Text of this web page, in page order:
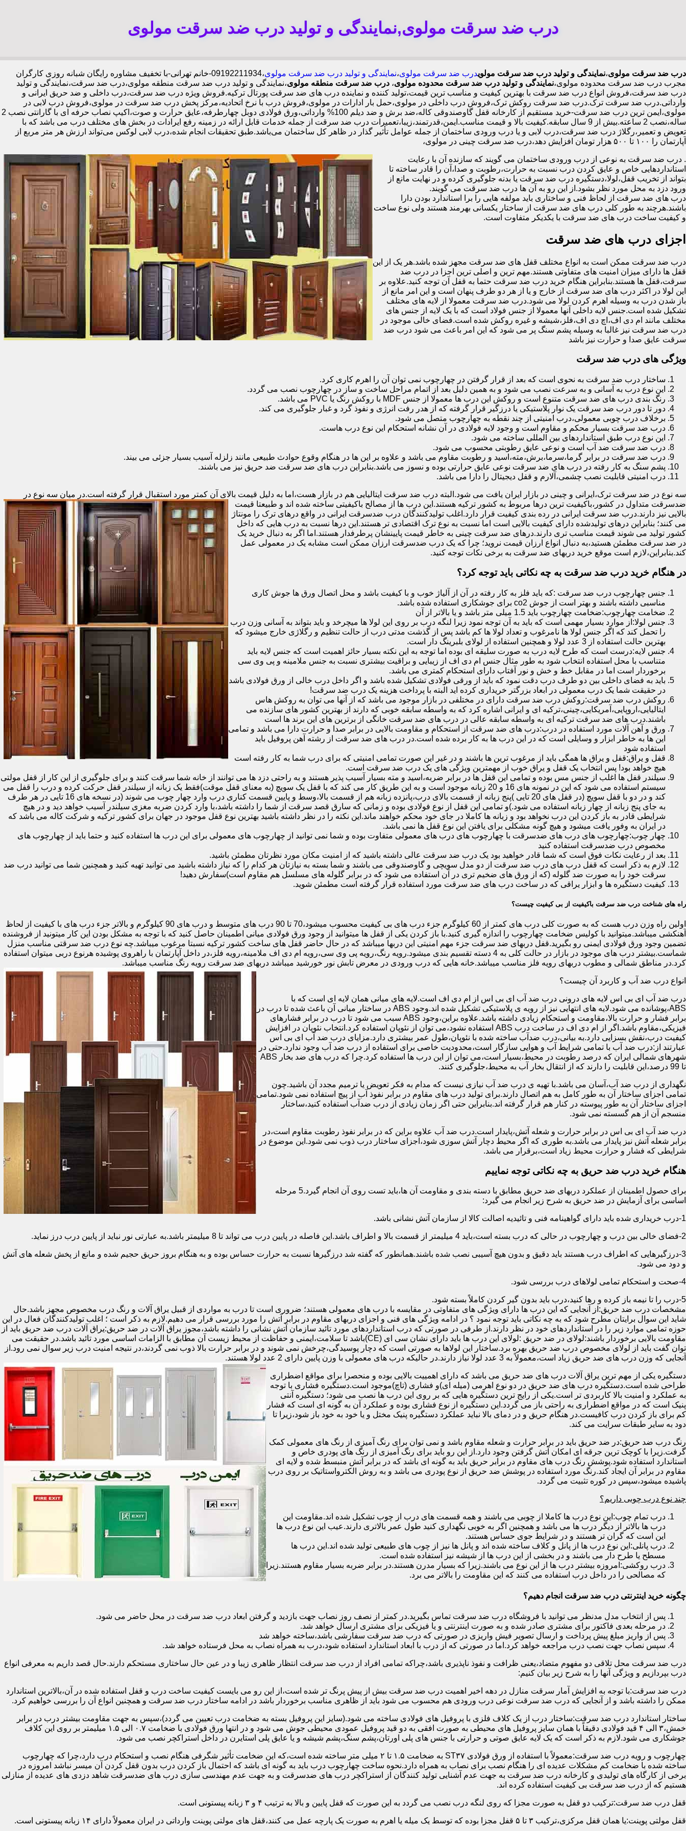
درب ضد سرقت مولوی,نمایندگی و تولید درب ضد سرقت مولوی
درب ضد سرقت مولوی،نمایندگی و تولید درب ضد سرقت مولویدرب ضد سرقت مولوی،نمایندگی و تولید درب ضد سرقت مولوی
،09192211934-خانم تهرانی-با تخفیف مشاوره رایگان شبانه روزی کارگران
مجرب درب ضد سرقت محدوده مولوی،نمایندگی و تولید درب ضد سرقت محدوده مولوی، درب ضد سرقت منطقه مولوی،نمایندگی و تولید درب ضد سرقت منطقه مولوی،درب ضد سرقت،نمایندگی و تولید
درب ضد سرقت،فروش انواع درب ضد سرقت با بهترین کیفیت و مناسب ترین قیمت،تولید کننده و نماینده درب های ضد سرقت پورتال ترکیه.فروش ویژه درب ضد سرقت،درب داخلی و ضد حریق ایرانی و
وارداتی.درب ضد سرقت ترک.درب ضد سرقت روکش ترک،فروش درب داخلی در مولوی،حمل بار ادارات در مولوی،فروش درب با نرخ اتحادیه،مرکز پخش درب ضد سرقت در مولوی،فروش درب لابی در
مولوی،ایمن ترین درب ضد سرقت-خرید مستقیم از کارخانه قفل گاوصندوقی کاله،ضد برش و ضد دیلم 100% وارداتی،ورق فولادی دوبل چهارطرفه،عایق حرارت و صوت،اکیپ نصاب حرفه ای با گارانتی نصب 2
ساله،نصب 2 ساعته.بیش از 9 سال سابقه.کیفیت بالا و قیمت مناسب.ایمن،قدرتمند،زیبا،تعمیرات درب ضد سرقت از جمله خدمات قابل ارائه در زمینه رفع ایرادات در بخش های مختلف درب می باشد که با
تعویض و تعمیر،رگلاژ درب ضد سرقت،درب لابی و یا درب ورودی ساختمان از جمله عوامل تأثیر گذار در ظاهر کل ساختمان می‌باشد.طبق تحقیقات انجام شده،درب لابی لوکس می‌تواند ارزش هر متر مربع از
آپارتمان را ۱۰۰ تا ۵۰۰ هزار تومان افزایش دهد،درب ضد سرقت چینی در مولوی،
. درب ضد سرقت به نوعی از درب ورودی ساختمان می گویند که سازنده آن با رعایت
استانداردهایی خاص و عایق کردن درب نسبت به حرارت،رطوبت و صدا،آن را قادر ساخته تا
بتواند از تخریب قفل،لولا،دستگیره درب ضد سرقت یا بدنه جلوگیری کرده و در نهایت مانع از
ورود دزد به محل مورد نظر بشود.از این رو به آن ها درب ضد سرقت می گویند.
درب های ضد سرقت از لحاظ فنی و ساختاری باید مولفه هایی را برا استاندارد بودن دارا
باشند.هرچند به طور کلی درب های ضد سرقت از ساختار یکسانی بهرمند هستند ولی نوع ساخت
و کیفیت ساخت درب های ضد سرقت با یکدیکر متفاوت است.
اجزای درب های ضد سرقت
درب ضد سرقت ممکن است به انواع مختلف قفل های ضد سرقت مجهز شده باشد.هر یک از این
قفل ها دارای میزان امنیت های متفاوتی هستند.مهم ترین و اصلی ترین اجزا در درب ضد
سرقت،قفل ها هستند.بنابراین هنگام خرید درب ضد سرقت حتما به قفل آن توجه کنید.علاوه بر
این لولا در اکثر درب های ضد سرقت از خارج و یا از هر دو طرف پنهان است و این امر مانع از
باز شدن درب به وسیله اهرم کردن لولا می شود.درب ضد سرقت معمولا از لایه های مختلف
تشکیل شده است.جنس لایه داخلی آنها معمولا از جنس فولاد است که با یک لایه از جنس های
مختلف مانند ام دی اف،اچ دی اف،فلز،شیشه و غیره روکش شده است.فضای خالی موجود در
درب ضد سرقت نیز غالبا به وسیله پشم سنگ پر می شود که این امر باعث می شود درب ضد
سرقت عایق صدا و حرارت نیز باشد
ویژگی های درب ضد سرقت
ساختار درب ضد سرقت به نحوی است که بعد از قرار گرفتن در چهارچوب نمی توان آن را اهرم کاری کرد.
این نوع درب به آسانی و به سرعت نصب می شود و به همین دلیل بعد از اتمام مراحل ساخت و ساز در چهارچوب نصب می گردد.
رنگ بندی درب های ضد سرقت متنوع است و روکش این درب ها معمولا از جنس MDF با روکش رنگ یا PVC می باشد.
دور تا دور درب ضد سرقت یک نوار پلاستیکی یا درزگیر قرار گرفته که از هدر رفت انرژی و نفوذ گرد و غبار جلوگیری می کند.
برخلاف درب چوبی معمولی،درب امنیتی از چند نقطه به چهارچوب متصل می شود.
درب ضد سرقت بسیار محکم و مقاوم است و وجود لایه فولادی در آن نشانه استحکام این نوع درب هاست.
این نوع درب طبق استانداردهای بین المللی ساخته می شود.
درب ضد سرقت ضد آب است و نوعی عایق رطوبتی محسوب می شود.
درب ضد سرقت در برابر گرما،سرما،برش،مته،اسید و رطوبت مقاوم می باشد و علاوه بر این ها در هنگام وقوع حوادث طبیعی مانند زلزله آسیب بسیار جزئی می بیند.
پشم سنگ به کار رفته در درب های ضد سرقت نوعی عایق حرارتی بوده و نسوز می باشد.بنابراین درب های ضد سرقت ضد حریق نیز می باشند.
درب امنیتی قابلیت نصب چشمی،آلارم و قفل دیجیتال را دارا می باشد.
سه نوع در ضد سرقت ترک،ایرانی و چینی در بازار ایران یافت می شود.البته درب ضد سرقت ایتالیایی هم در بازار هست،اما به دلیل قیمت بالای آن کمتر مورد استقبال قرار گرفته است.در میان سه نوع در
ضدسرقت متداول در کشور،باکیفیت ترین درها مربوط به کشور ترکیه هستند.این درب ها از مصالح باکیفیتی ساخته شده اند و طبیعتا قیمت
بالایی نیز دارند.درب ضد سرقت ایرانی در رده بندی کیفیت قرار دارد.اغلب تولیدکنندگان درب ضدسرقت ایرانی در واقع درهای ترک را مونتاژ
می کنند؛ بنابراین درهای تولیدشده دارای کیفیت بالایی است اما نسبت به نوع ترک اقتصادی تر هستند.این درها نسبت به درب هایی که داخل
کشور تولید می شوند قیمت مناسب تری دارند.درهای ضد سرقت چینی به خاطر قیمت پایینشان پرطرفدار هستند.اما اگر به دنبال خرید یک
در ضد سرقت مطمئن هستید،به دنبال انواع ارزان قیمت نروید؛ چرا که یک درب ضدسرقت ارزان ممکن است مشابه یک در معمولی عمل
کند.بنابراین،لازم است موقع خرید دربهای ضد سرقت به برخی نکات توجه کنید.
در هنگام خرید درب ضد سرقت به چه نکاتی باید توجه کرد؟
جنس چهارچوب درب ضد سرقت :که باید فلز به کار رفته در آن از آلیاژ خوب و با کیفیت باشد و محل اتصال ورق ها جوش کاری
مناسبی داشته باشند و بهتر است از جوش co2 برای جوشکاری استفاده شده باشد.
ضخامت چهارچوب:ضخامت چهارچوب باید 1.5 میلی متر باشد و یا بالاتر از آن
جنس لولا:از موارد بسیار مهمی است که باید به آن توجه نمود زیرا لنگه درب بر روی این لولا ها میچرخد و باید بتواند به آسانی وزن درب
را تحمل کند که اگر جنس لولا ها نامرغوب و تعداد لولا ها کم باشد پس از گذشت مدتی درب از حالت تنظیم و رگلاژی خارج میشود که
بهترین حالت استفاده از 3 عدد لولا و همچنین استفاده از لولای بلبرینگ دار است.
جنس لایه:درست است که طرح لایه درب به صورت سلیقه ای بوده اما توجه به این نکته بسیار حائز اهمیت است که جنس لایه باید
متناسب با محل استفاده انتخاب شود به طور مثال جنس ام دی اف از زیبایی و براقیت بیشتری نسبت به جنس ملامینه و پی وی سی
برخوردار است اما در مقابل خط و خش و نور آفتاب دارای استحکام کمتری می باشد.
باید به فضای داخلی بین دو طرف درب دقت نمود که باید از ورقی فولادی تشکیل شده باشد و اگر داخل درب خالی از ورق فولادی باشد
در حقیقت شما یک درب معمولی در ابعاد بزرگتر خریداری کرده اید البته با پرداخت هزینه یک درب ضد سرقت!
روکش درب ضد سرقت:روکش درب ضد سرقت دارای در مختلفی در بازار موجود می باشد که از آنها می توان به روکش هاس
ایتالیایی،اروپایی،آمریکایی،چینی،ترکیه ای و ایرانی اشاره کرد که به واسطه سابقه خوبی که دارند از بهترین کشور های سازنده می
باشند.درب های ضد سرقت ترکیه ای به واسطه سابقه عالی در درب های ضد سرقت خانگی از برترین های این برند ها است
ورق و آهن آلات مورد استفاده در درب:درب های ضد سرقت از استحکام و مقاومت بالایی در برابر صدا و حرارت دارا می باشد و تمامی
این ها به خاطر ابزار و وسایلی است که در این درب ها به کار برده شده است.در درب های ضد سرقت از رشته آهن پروفیل باید
استفاده شود
قفل و یراق:قفل و یراق ها همگی باید از مرغوب ترین ها باشند و در غیر این صورت تمامی امنیتی که برای درب شما به کار رفته است
هیچ خواهد بود! پس انتخاب یک قفل و یراق خوب از مهمترین ویژگی های یک درب ضد سرقت است.
سیلندر قفل ها اغلب از جنس مس بوده و تمامی این قفل ها در برابر ضربه،اسید و مته بسیار آسیب پذیر هستند و به راحتی دزد ها می توانند از خانه شما سرقت کنند و برای جلوگیری از این کار از قفل مولتی
سیستم استفاده می شود که این در نمونه های 16 و 20 زبانه موجود است و به این طریق کار می کند که با قفل یک سویچ (به معنای قفل موقت)فقط یک زبانه از سیلندر قفل حرکت کرده و درب را قفل می
کند و در دو با قفل سویچ (در قفل های 20 تایی )پنج زبانه از قسمت بالای درب،پانزده زبانه هم از قسمت بالا،وسط و پایین قسمت کناری درب وارد چهار چوب می شوند (در نسخه های 16 تایی در هر طرف
به جای پنج زبانه از چهار زبانه استفاده می شود.)و تمامی این قفل از نوع فولادی بوده و زمانی که سارق قصد سرقت از شما را داشته باشد،با وارد کردن ضربه مغزی سیلندر آسیب خواهد دید و در هیچ
شرایطی قادر به باز کردن این درب نخواهد بود و زبانه ها کاملا در جای خود محکم خواهند ماند.این نکته را در نظر داشته باشید بهترین نوع قفل موجود در جهان برای کشور ترکیه و شرکت کاله می باشد که
در ایران به وفور یافت میشود و هیچ گونه مشکلی برای یافتن این نوع قفل ها نمی باشد.
چهار چوب:چهارچوب های درب های ضدسرقت با چهارچوب های درب های معمولی متفاوت بوده و شما نمی توانید از چهارچوب های معمولی برای این درب ها استفاده کنید و حتما باید از چهارچوب های
مخصوص درب ضدسرقت استفاده کنید
بعد از رعایت نکات فوق است که شما قادر خواهید بود یک درب ضد سرقت عالی داشته باشید که از امنیت مکان مورد نظرتان مطمئن باشید.
لازم به ذکر است که قفل درب های درب ضد سرقت از دو مدل سویچی و گاوصندوقی می باشند و شما بسته به نیازتان هر کدام را که نیاز داشته باشید می توانید تهیه کنید و همچنین شما می توانید درب ضد
سرقت خود را به صورت ضد گلوله (که از ورق های ضخیم تری در آن استفاده می شود که در برابر گلوله های مسلسل هم مقاوم است)سفارش دهید!
کیفیت دستگیره ها و ابزار یراقی که در ساخت درب های ضد سرقت مورد استفاده قرار گرفته است مطمئن شوید.
راه های شناخت درب ضد سرقت باکیفیت از بی کیفیت چیست؟
اولین راه وزن درب هست که به صورت کلی درب های کمتر از 60 کیلوگرم جزء درب های بی کیفیت محسوب میشود،70 تا 90 درب های متوسط و درب های 90 کیلوگرم و بالاتر جزء درب های با کیفیت از لحاظ
آهنکشی میباشد.میتوانید با کولیس ضخامت چهارچوب را اندازه گیری کنید.با باز کردن یکی از قفل ها میتوانید از وجود ورق فولادی میانی اطمینان حاصل کنید که با توجه به مشکل بودن این کار میتونید از فروشنده
تضمین وجود ورق فولادی ایمنی رو بگیرید.قفل دربهای ضد سرقت جزء مهم امنیتی این دربها میباشد که در حال حاضر قفل های ساخت کشور ترکیه نسبتا مرغوب میباشد.چه نوع درب ضد سرقتی مناسب منزل
شماست.بیشتر درب های موجود در بازار در حالت کلی به 4 دسته تقسیم بندی میشود.رویه رنگ،رویه پی وی سی،رویه ام دی اف ملامینه،رویه فلز،در داخل آپارتمان با راهروی پوشیده هرنوع دربی میتوان استفاده
کرد.در مناطق شمالی و مطوب دربهای رویه فلز مناسب میباشد.خانه هایی که درب ورودی در معرض تابش نور خورشید میباشد دربهای ضد سرقت رویه رنگ مناسب میباشد.
انواع درب ضد آب و کاربرد آن چیست؟
درب ضد آب ای بی اس لایه های درونی درب ضد آب ای بی اس از ام دی اف است.لایه های میانی همان لایه ای است که با
ABS،پوشانده می شود.لایه های انتهایی نیز از رویه ی پلاستیکی تشکیل شده اند.وجود ABS در ساختار میانی آن باعث شده تا درب در
برابر فشار و حرارت بالا،مقاومت و استحکام زیادی داشته باشد.علاوه براین،وجود ABS سبب می شود تا درب در برابر فشارهای
فیزیکی،مقاوم باشد.اگر از ام دی اف در ساخت درب ABS استفاده نشود،می توان از نئوپان استفاده کرد.انتخاب نئوپان در افزایش
کیفیت درب،نقش بسزایی دارد.به بیانی،درب ضدآب ساخته شده با نئوپان،طول عمر بیشتری دارد.مزایای درب ضد آب ای بی اس
عبارتند از:درب ضد آب با تمامی شرایط آب و هوایی سازگار است،محدودیت خاصی برای استفاده از درب ضد آب وجود ندارد.حتی در
شهرهای شمالی ایران که درصد رطوبت در محیط،بسیار است،می توان از این درب ها استفاده کرد.چرا که درب های ضد بخار ABS
تا 99 درصد،این قابلیت را دارند که از انتقال بخار آب به محیط،جلوگیری کنند.
نگهداری از درب ضد آب،آسان می باشد.با تهیه ی درب ضد آب نیازی نیست که مدام به فکر تعویض یا ترمیم مجدد آن باشید.چون
تمامی اجزای ساختار آن به طور کامل به هم اتصال دارند.برای تولید درب های مقاوم در برابر نفوذ آب از پیچ استفاده نمی شود.تمامی
اجزای ساختار آن به طور پیوسته در کنار هم قرار گرفته اند.بنابراین حتی اگر زمان زیادی از درب ضدآب استفاده کنید،ساختار
منسجم آن از هم گسسته نمی شود.
درب ضد آب ای بی اس در برابر حرارت و شعله آتش،پایدار است.درب ضد آب علاوه براین که در برابر نفوذ رطوبت مقاوم است،در
برابر شعله آتش نیز پایدار می باشد.به طوری که اگر محیط دچار آتش سوزی شود،اجزای ساختار درب ذوب نمی شود.این موضوع در
شرایطی که فشار و حرارت محیط زیاد است،برقرار می باشد.
هنگام خرید درب ضد حریق به چه نکاتی توجه نماییم
برای حصول اطمینان از عملکرد دربهای ضد حریق مطابق با دسته بندی و مقاومت آن ها،باید تست روی آن انجام گیرد.5 مرحله
اساسی برای آزمایش در ضد حریق به شرح زیر انجام می گیرد:
1-درب خریداری شده باید دارای گواهینامه فنی و تائیدیه اصالت کالا از سازمان آتش نشانی باشد.
2-فضای خالی بین درب و چهارچوب در حالی که درب بسته است،باید 4 میلیمتر از قسمت بالا و اطراف باشد.این فاصله در پایین درب می تواند تا 8 میلیمتر باشد.به عبارتی نور نباید از پایین درب درز نماید.
3-درزگیرهایی که اطراف درب هستند باید دقیق و بدون هیچ آسیبی نصب شده باشند.همانطور که گفته شد درزگیرها نسبت به حرارت حساس بوده و به هنگام بروز حریق حجیم شده و مانع از پخش شعله های آتش
و دود می شود.
4-صحت و استحکام تمامی لولاهای درب بررسی شود.
5-درب را تا نیمه باز کرده و رها کنید،درب باید بدون گیر کردن کاملاً بسته شود.
مشخصات درب ضد حریق:از آنجایی که این درب ها دارای ویژگی های متفاوتی در مقایسه با درب های معمولی هستند؛ ضروری است تا درب به مواردی از قبیل یراق آلات و رنگ درب مخصوص مجهز باشد.حال
شاید این سوال برایتان مطرح شود که به چه نکاتی باید توجه نمود ؟ در ادامه ویژگی های فنی و اجزای دربهای مقاوم در برابر آتش را مورد بررسی قرار می دهیم.لازم به ذکر است ؛ اغلب تولیدکنندگان فعال در این
حوزه تمامی موارد زیر را در استانداردهای خود در نظر دارند.از طرفی در صورتی که درب استانداردهای مورد تائید سازمان آتش نشانی را داشته باشد،مجوز یراق آلات در ضد حریق:یراق آلات درب ضد حریق باید از
مقاومت بالایی برخوردار باشند:لولای در ضد حریق :لولای این درب ها باید دارای نشان سی ای (CE)باشد تا سلامت،ایمنی و حفاظت از محیط زیست آن مطابق با الزامات اساسی مورد تائید باشد.در حقیقت می
توان گفت باید از لولای مخصوص درب ضد حریق بهره برد.ساختار این لولاها به صورتی است که دچار پوسیدگی،چرخش نمی شوند و در برابر حرارت بالا ذوب نمی گردند،در نتیجه امنیت درب زیر سوال نمی رود.از
آنجایی که وزن درب های ضد حریق زیاد است،معمولاً به 3 عدد لولا نیاز دارند.در حالیکه درب های معمولی با وزن پایین دارای 2 عدد لولا هستند.
دستگیره یکی از مهم ترین یراق آلات درب های ضد حریق می باشد که دارای اهمییت بالایی بوده و منحصرا برای مواقع اضطراری
طراحی شده است.دستگیره درب های ضد حریق در دو نوع اهرمی (میله ای)و فشاری (تاچ)موجود است.دستگیره فشاری با توجه
به عملکرد و امنیت بالا کاربردی تر است.یکی از رایج ترین دستگیره هایی که بر روی این درب ها نصب می شود؛ دستگیره آنتی
پنیک است که در مواقع اضطراری به راحتی باز می گردد.این دستگیره از نوع فشاری بوده و عملکرد آن به گونه ای است که فشار
کم برای باز کردن درب کافیست.در هنگام حریق و در دمای بالا نباید عملکرد دستگیره پنیک مختل و یا خود به خود باز شود،زیرا تا
دود به سایر طبقات سرایت می کند.
رنگ درب ضد حریق:در ضد حریق باید در برابر حرارت و شعله مقاوم باشد و نمی توان برای رنگ آمیزی از رنگ های معمولی کمک
گرفت.زیرا با کوچک ترین جرقه ای امکان آتش گرفتن وجود دارد.از این رو باید برای رنگ آمیزی از رنگ های پودری خاص و
استاندارد استفاده شود.پوشش رنگ درب های مقاوم در برابر حریق باید به گونه ای باشد که در برابر آتش منبسط شده و لایه ای
مقاوم در برابر آن ایجاد کند.رنگ مورد استفاده در پوشش ضد حریق از نوع پودری می باشد و به روش الکترواستاتیک بر روی درب
پاشیده میشود،سپس در کوره تثبیت می گردد.
چند نوع درب چوبی داریم؟
درب تمام چوب:این نوع درب ها کاملا از چوبی می باشند و همه قسمت های درب از چوب تشکیل شده اند.مقاومت این
درب ها بالاتر از دیگر درب ها می باشد و همچنین اگر به خوبی نگهداری کنید طول عمر بالاتری دارند.عیب این نوع درب ها
این است که گران تر هستند و در شرایط جوی حساس هستند.
درب پانلی:این نوع درب ها از پانل و کلاف ساخته شده اند و پانل ها نیز از چوب های طبیعی تولید شده اند.این درب ها
مسطح یا طرح دار می باشند و در بخشی از این درب ها از شیشه نیز استفاده شده است.
درب روکشی:امروزه بیشتر درب ها از این نوع می باشند.زیرا که بسیار مدرن هستند.در برابر ضربه بسیار مقاوم هستند.زیرا
که مصالحی را در داخل درب استفاده می کنند که این مقاومت را بالاتر می برد.
چگونه خرید اینترنتی درب ضد سرقت انجام دهیم؟
پس از انتخاب مدل مدنظر می توانید با فروشگاه درب ضد سرقت تماس بگیرید.در کمتر از نصف روز نصاب جهت بازدید و گرفتن ابعاد درب ضد سرقت در محل حاضر می شود.
در مرحله بعدی فاکتور برای مشتری صادر شده و به صورت اینترنتی و یا فیزیکی برای مشتری ارسال خواهد شد.
پس از واریز مبلغ پیش پرداخت و ارسال تصویر فیش واریزی در صورتی که درب ضد سرقت سفارشی باشد،ساخته خواهد شد
سپس نصاب جهت نصب درب مراجعه خواهد کرد.اما در صورتی که از درب با ابعاد استاندارد استفاده شود،درب به همراه نصاب به محل فرستاده خواهد شد.
درب ضد سرقت محل تلاقی دو مفهوم متضاد،یعنی ظرافت و نفوذ ناپذیری باشد،چراکه تمامی افراد از درب ضد سرقت انتظار ظاهری زیبا و در عین حال ساختاری مستحکم دارند.حال قصد داریم به معرفی انواع
درب بپردازیم و ویژگی آنها را به شرح زیر بیان کنیم:
درب ضد سرقت:با توجه به افزایش آمار سرقت منازل در دهه اخیر اهمیت درب ضد سرقت بیش از پیش پرنگ تر شده است،از این رو می بایست کیفیت ساخت درب و قفل استفاده شده در آن،بالاترین استاندارد
ممکن را داشته باشد و از آنجایی که درب ضد سرقت نوعی درب ورودی هم محسوب می شود باید از ظاهری مناسب برخوردار باشد در ادامه ساختار درب ضد سرقت و همچنین انواع آن را بررسی خواهیم کرد.
ساختار استاندارد درب ضد سرقت:ساختار درب از یک کلاف فلزی با پروفیل های فولادی ساخته می شود.(سایز این پروفیل بسته به ضخامت درب تعیین می گردد)،سپس به جهت مقاومت بیشتر درب در برابر
خمش،۳ الی ۴ قید فولادی دقیقاً با همان سایز پروفیل های محیطی به صورت افقی به دو قید پروفیل عمودی محیطی جوش می شود و در انتها ورق فولادی با ضخامت ۰.۷ الی ۱.۵ میلیمتر بر روی این کلاف
جوشکاری می شود.لازم به ذکر است که یک لایه عایق صوتی و حرارتی با جنس های پلی اورتان،پشم سنگ،پشم شیشه و یا عایق پلی استایرن در داخل استراکچر نصب می شود.
چهارچوب و رویه درب ضد سرقت:معمولاً با استفاده از ورق فولادی ST۳۷ به ضخامت ۱.۵ تا ۲ میلی متر ساخته شده است،که این ضخامت تأثیر شگرفی هنگام نصب و استحکام درب دارد،چرا که چهارچوب
ساخته شده با ضخامت کم مشکلات عدیده ای را هنگام نصب برای نصاب به همراه دارد.نحوه ساخت چهارچوب درب باید به گونه ای باشد که احتمال باز کردن درب بدون قفل کردن آن میسر نباشد امروزه در
برخی از کارگاه های تولیدی و کارخانه درب ضد سرقت به جهت عدم آشنایی تولید کنندگان از استراکچر درب های ضدسرقت و به جهت عدم مهندسی سازی درب های ضدسرقت شاهد دزدی های عدیده از منازلی
هستیم که از درب ضد سرقت بی کیفیت استفاده کرده اند.
قفل درب ضد سرقت:ترکیب دو قفل به صورت مجزا که روی لنگه درب نصب می گردد به این صورت که قفل پایین و بالا به ترتیب ۴ و ۳ زبانه پیستونی است.
قفل مولتی پوینت:یا همان قفل مرکزی،ترکیب ۳ تا ۵ قفل مجزا بوده که توسط یک میله یا اهرم به صورت یک پارچه عمل می کنند،قفل های مولتی پوینت وارداتی در ایران معمولاً دارای ۱۴ زبانه پیستونی است.